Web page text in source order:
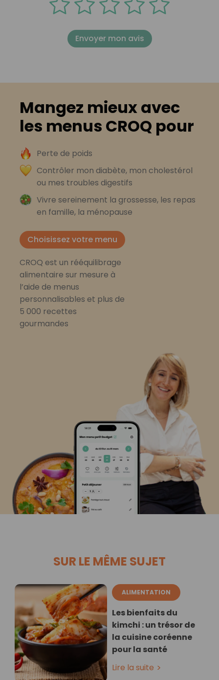
Envoyer mon avis
Mangez mieux avec
les menus CROQ pour
Perte de poids
Contrôler mon diabète, mon cholestérol
ou mes troubles digestifs
Vivre sereinement la grossesse, les repas
en famille, la ménopause
Choisissez votre menu
CROQ est un rééquilibrage
alimentaire sur mesure à
l’aide de menus
personnalisables et plus de
5 000 recettes
gourmandes
SUR LE MÊME SUJET
ALIMENTATION
Les bienfaits du
kimchi : un trésor de
la cuisine coréenne
pour la santé
Lire la suite